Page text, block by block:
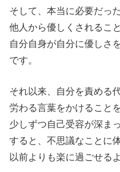
そして、本当に必要だった
他人から優しくされるこ
自分自身が自分に優しさ
です。
それ以来、自分を責める
労わる言葉をかけること
少しずつ自己受容が深ま
すると、不思議なことに
以前よりも楽に過ごせる